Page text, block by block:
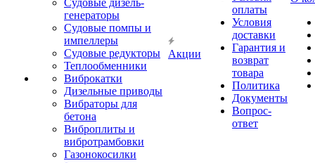
Судовые дизель-
генераторы
Судовые помпы и
импеллеры
Судовые редукторы
Теплообменники
Виброкатки
Дизельные приводы
Вибраторы для
бетона
Виброплиты и
вибротрамбовки
Газонокосилки
Акции
оплаты
Условия
доставки
Гарантия и
возврат
товара
Политика
Документы
Вопрос-
ответ